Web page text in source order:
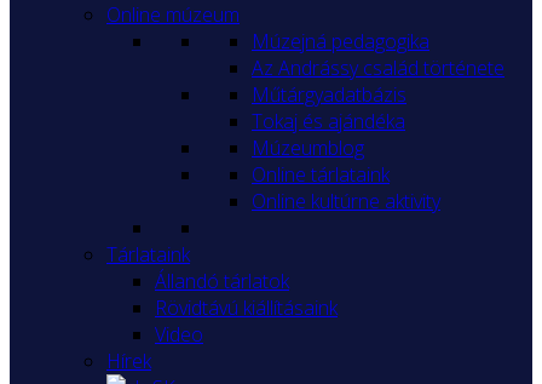
Online múzeum
Múzejná pedagogika
Az Andrássy család története
Műtárgyadatbázis
Tokaj és ajándéka
Múzeumblog
Online tárlataink
Online kultúrne aktivity
Tárlataink
Állandó tárlatok
Rövidtávú kiállításaink
Video
Hírek